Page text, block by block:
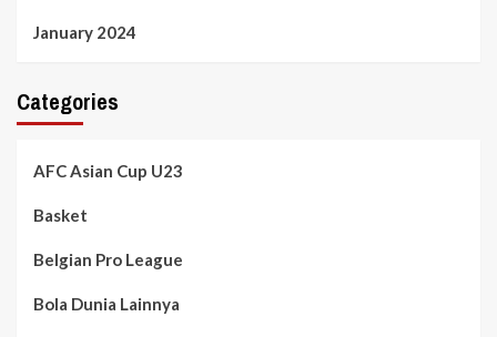
January 2024
Categories
AFC Asian Cup U23
Basket
Belgian Pro League
Bola Dunia Lainnya